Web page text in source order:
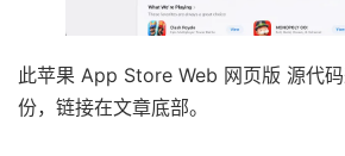
此苹果 App Store Web 网页版 源代
份，链接在文章底部。